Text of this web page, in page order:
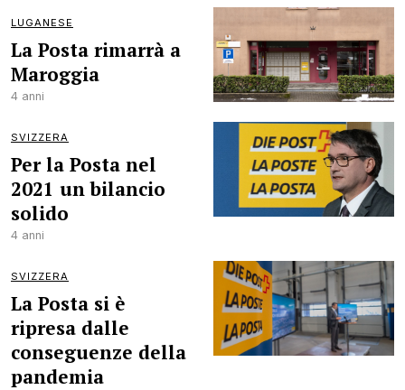
LUGANESE
La Posta rimarrà a
Maroggia
4 anni
SVIZZERA
Per la Posta nel
2021 un bilancio
solido
4 anni
SVIZZERA
La Posta si è
ripresa dalle
conseguenze della
pandemia